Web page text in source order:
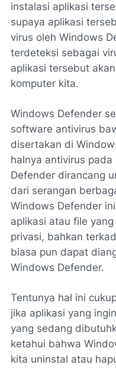
instalasi aplikasi
supaya aplikasi
virus oleh Windows
terdeteksi sebagai
aplikasi tersebut
komputer kita.
Windows Defender
software antivirus
disertakan di
halnya antivirus
Defender dirancang
dari serangan
Windows Defender
aplikasi atau file
privasi, bahkan
biasa pun dapat
Windows Defender.
Tentunya hal ini
jika aplikasi yang
yang sedang
ketahui bahwa
kita uninstal atau